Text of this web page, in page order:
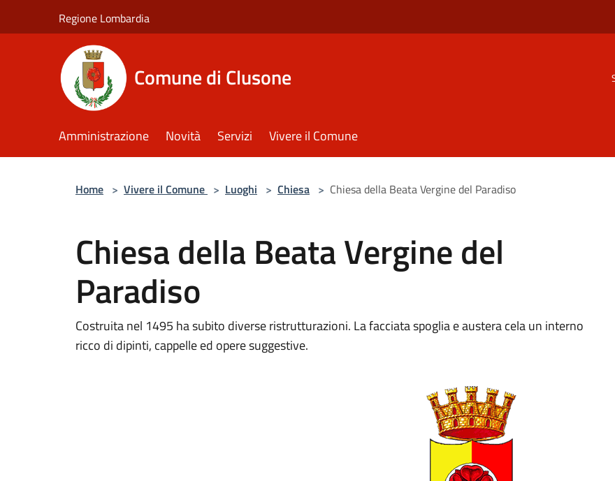
Regione Lombardia
Comune di Clusone
Amministrazione Novità Servizi Vivere il Comune
Home > Vivere il Comune > Luoghi > Chiesa > Chiesa della Beata Vergine del Paradiso
Chiesa della Beata Vergine del
Paradiso
Costruita nel 1495 ha subito diverse ristrutturazioni. La facciata spoglia e austera cela un interno
ricco di dipinti, cappelle ed opere suggestive.